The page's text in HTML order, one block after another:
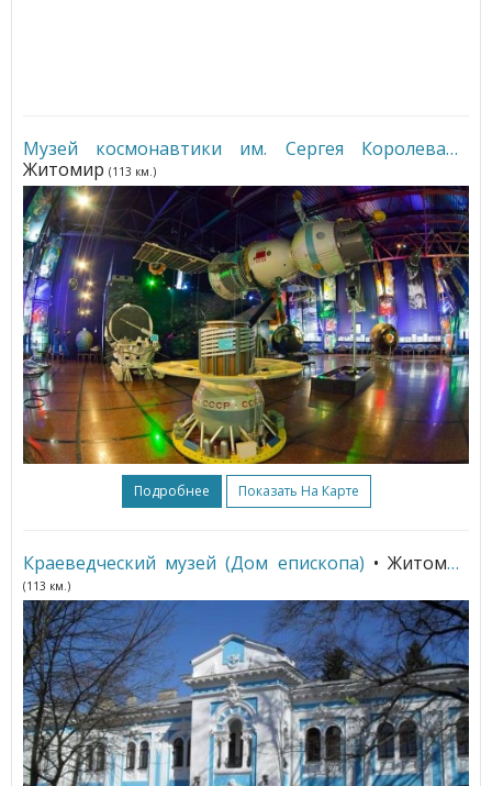
Музей космонавтики им. Сергея Королева
Житомир (113 км.)
Подробнее Показать На Карте
Краеведческий музей (Дом епископа) • Житомир
(113 км.)